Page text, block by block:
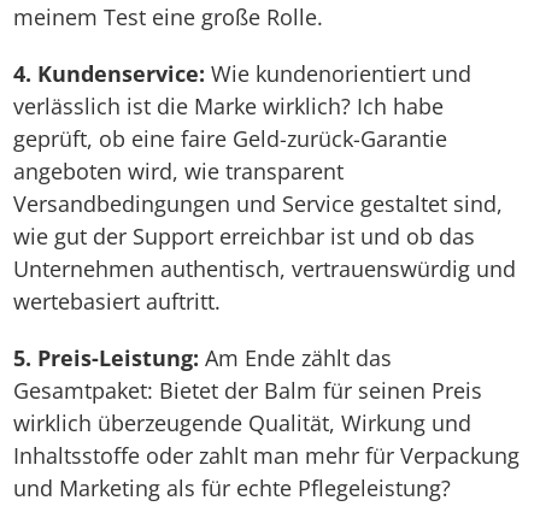
meinem Test eine große Rolle.
4. Kundenservice: Wie kundenorientiert und
verlässlich ist die Marke wirklich? Ich habe
geprüft, ob eine faire Geld-zurück-Garantie
angeboten wird, wie transparent
Versandbedingungen und Service gestaltet sind,
wie gut der Support erreichbar ist und ob das
Unternehmen authentisch, vertrauenswürdig und
wertebasiert auftritt.
5. Preis-Leistung: Am Ende zählt das
Gesamtpaket: Bietet der Balm für seinen Preis
wirklich überzeugende Qualität, Wirkung und
Inhaltsstoffe oder zahlt man mehr für Verpackung
und Marketing als für echte Pflegeleistung?